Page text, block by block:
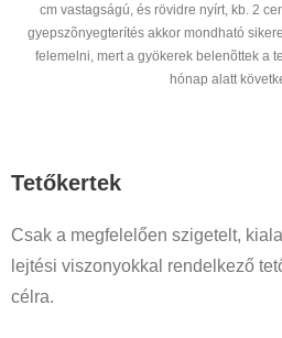
cm vastagságú, és rövidre nyírt, kb. 2
gyepszõnyegterítés akkor mondható
felemelni, mert a gyökerek belenõttek a
hónap alatt
Tetőkertek
Csak a megfelelően szigetelt,
lejtési viszonyokkal rendelkező
célra.